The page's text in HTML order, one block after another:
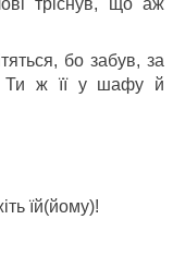
бо забув, за
Ти ж її у шафу й
їй(йому)!